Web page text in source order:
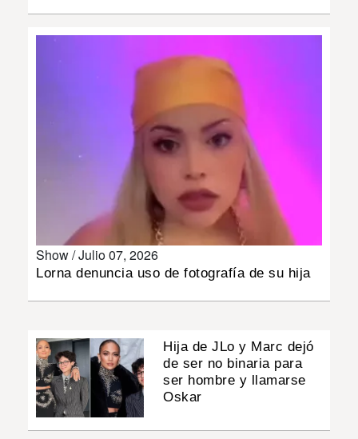
Show /Julio 07, 2026
Lorna denuncia uso de fotografía de su hija
Hija de JLo y Marc dejó
de ser no binaria para
ser hombre y llamarse
Oskar